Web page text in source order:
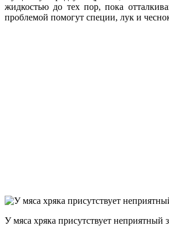
жидкостью до тех пор, пока
проблемой помогут специи, лук и
У мяса хряка присутствует неприятный